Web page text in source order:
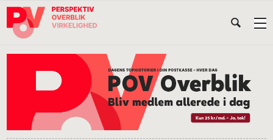
Gå
direkte
Skip
indhold
Gå
direkte